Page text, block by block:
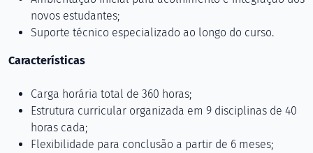
novos estudantes;
Suporte técnico especializado ao longo do curso.
Características
Carga horária total de 360 horas;
Estrutura curricular organizada em 9 disciplinas de 40
horas cada;
Flexibilidade para conclusão a partir de 6 meses;